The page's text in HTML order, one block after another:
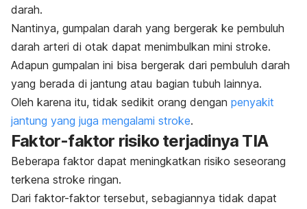
darah.
Nantinya, gumpalan darah yang bergerak ke pembuluh
darah arteri di otak dapat menimbulkan mini stroke.
Adapun gumpalan ini bisa bergerak dari pembuluh darah
yang berada di jantung atau bagian tubuh lainnya.
Oleh karena itu, tidak sedikit orang dengan penyakit
jantung yang juga mengalami stroke.
Faktor-faktor risiko terjadinya TIA
Beberapa faktor dapat meningkatkan risiko seseorang
terkena stroke ringan.
Dari faktor-faktor tersebut, sebagiannya tidak dapat